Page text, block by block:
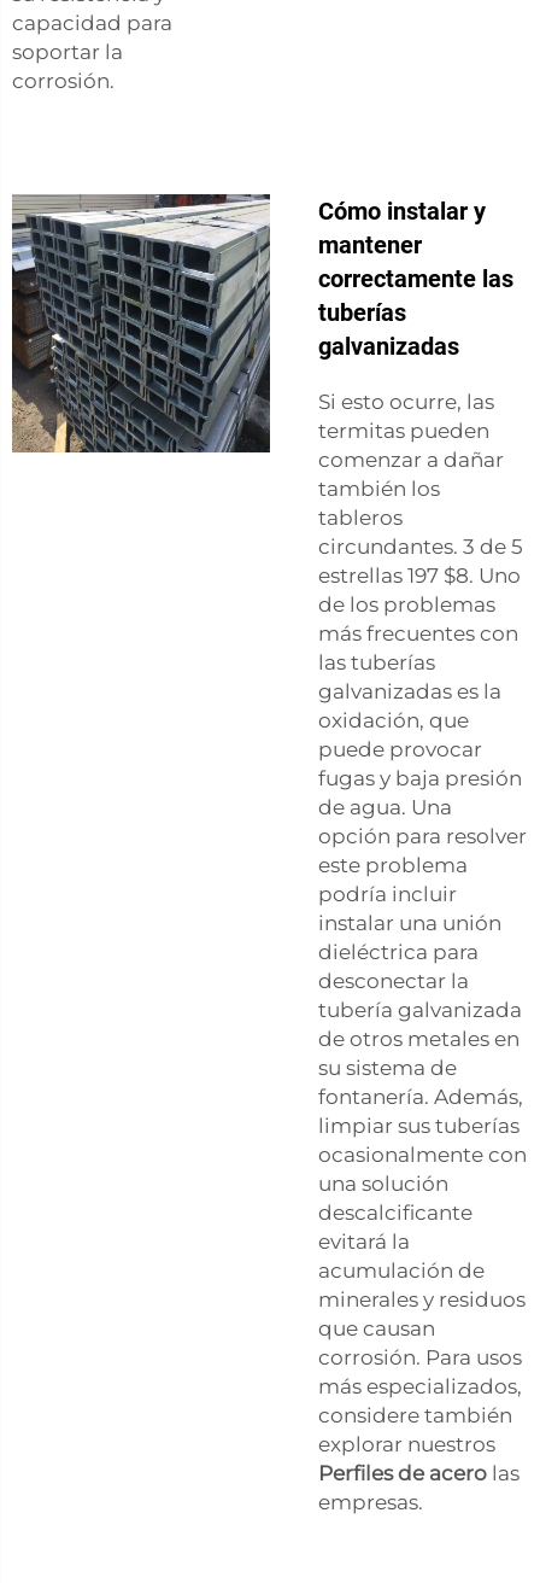
capacidad para
soportar la
corrosión.
Cómo instalar y
mantener
correctamente las
tuberías
galvanizadas
Si esto ocurre, las
termitas pueden
comenzar a dañar
también los
tableros
circundantes. 3 de 5
estrellas 197 $8. Uno
de los problemas
más frecuentes con
las tuberías
galvanizadas es la
oxidación, que
puede provocar
fugas y baja presión
de agua. Una
opción para resolver
este problema
podría incluir
instalar una unión
dieléctrica para
desconectar la
tubería galvanizada
de otros metales en
su sistema de
fontanería. Además,
limpiar sus tuberías
ocasionalmente con
una solución
descalcificante
evitará la
acumulación de
minerales y residuos
que causan
corrosión. Para usos
más especializados,
considere también
explorar nuestros
Perfiles de acero las
empresas.